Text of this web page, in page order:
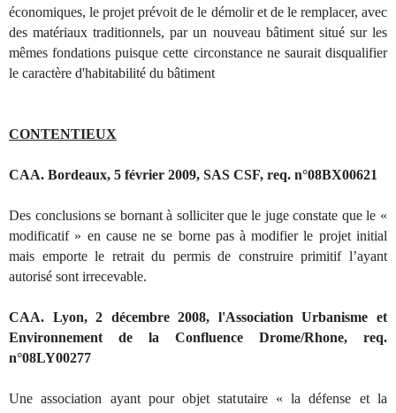
économiques, le projet prévoit de le démolir et de le remplacer, avec
des matériaux traditionnels, par un nouveau bâtiment situé sur les
mêmes fondations puisque cette circonstance ne saurait disqualifier
le caractère d'habitabilité du bâtiment
CONTENTIEUX
CAA. Bordeaux, 5 février 2009, SAS CSF, req. n°08BX00621
Des conclusions se bornant à solliciter que le juge constate que le «
modificatif » en cause ne se borne pas à modifier le projet initial
mais emporte le retrait du permis de construire primitif l’ayant
autorisé sont irrecevable.
CAA. Lyon, 2 décembre 2008, l'Association Urbanisme et
Environnement de la Confluence Drome/Rhone, req.
n°08LY00277
Une association ayant pour objet statutaire « la défense et la